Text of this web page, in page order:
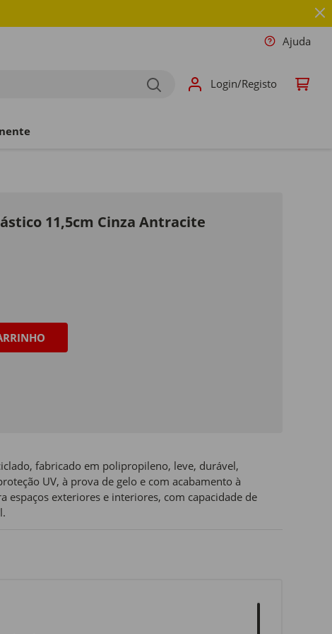
Ajuda
Login/Registo
11,5cm Cinza Antracite
fabricado em polipropileno, leve, durável,
UV, à prova de gelo e com acabamento à
espaços exteriores e interiores, com capacidade de